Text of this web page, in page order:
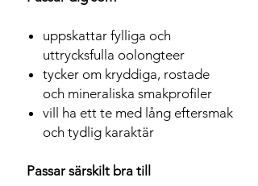
uppskattar fylliga och
uttrycksfulla oolongteer
tycker om kryddiga, rostade
och mineraliska smakprofiler
vill ha ett te med lång eftersmak
och tydlig karaktär
Passar särskilt bra till